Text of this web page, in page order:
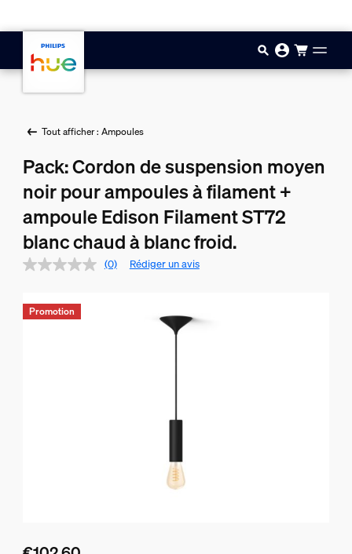
Tout afficher : Ampoules
Pack: Cordon de suspension moyen
noir pour ampoules à filament +
ampoule Edison Filament ST72
blanc chaud à blanc froid.
(0) Rédiger un avis
Promotion